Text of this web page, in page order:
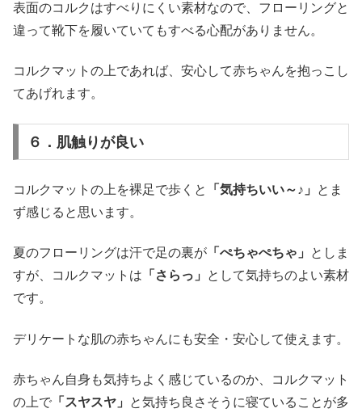
表面のコルクはすべりにくい素材なので、フローリングと
違って靴下を履いていてもすべる心配がありません。
コルクマットの上であれば、安心して赤ちゃんを抱っこし
てあげれます。
６．肌触りが良い
コルクマットの上を裸足で歩くと 「気持ちいい～♪」
とま
ず感じると思います。
夏のフローリングは汗で足の裏が 「ぺちゃぺちゃ」
としま
すが、コルクマットは 「さらっ」
として気持ちのよい素材
です。
デリケートな肌の赤ちゃんにも安全・安心して使えます。
赤ちゃん自身も気持ちよく感じているのか、コルクマット
の上で 「スヤスヤ」
と気持ち良さそうに寝ていることが多